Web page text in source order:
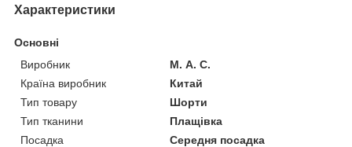
Характеристики
Основні
Виробник
М. А. С.
Країна виробник
Китай
Тип товару
Шорти
Тип тканини
Плащівка
Посадка
Середня посадка